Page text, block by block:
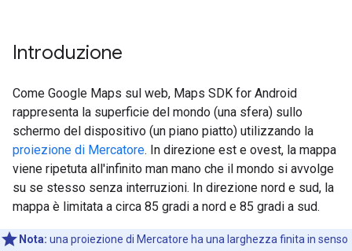
Introduzione
Come Google Maps sul web, Maps SDK for Android
rappresenta la superficie del mondo (una sfera) sullo
schermo del dispositivo (un piano piatto) utilizzando la
proiezione di Mercatore. In direzione est e ovest, la mappa
viene ripetuta all'infinito man mano che il mondo si avvolge
su se stesso senza interruzioni. In direzione nord e sud, la
mappa è limitata a circa 85 gradi a nord e 85 gradi a sud.
Nota: una proiezione di Mercatore ha una larghezza finita in senso